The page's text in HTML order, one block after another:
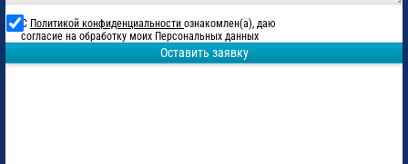
С Политикой конфиденциальности ознакомлен(а), даю
согласие на обработку моих Персональных данных
Оставить заявку